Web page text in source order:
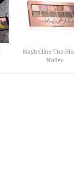
Maybelline The
Nudes